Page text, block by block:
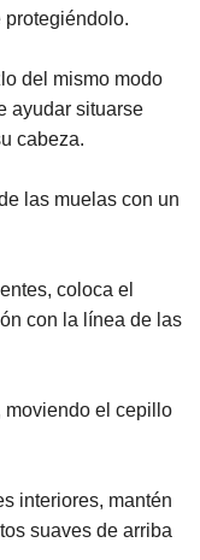
protegiéndolo.
del mismo modo
ayudar situarse
cabeza.
las muelas con un
coloca el
con la línea de las
moviendo el cepillo
interiores, mantén
suaves de arriba